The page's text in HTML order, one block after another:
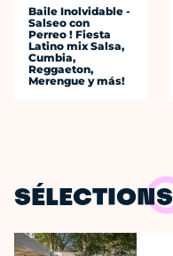
Baile Inolvidable -
Salseo con
Perreo ! Fiesta
Latino mix Salsa,
Cumbia,
Reggaeton,
Merengue y más!
SÉLECTIONS